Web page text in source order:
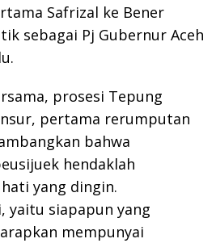
Safrizal ke Bener
sebagai Pj Gubernur Aceh
prosesi Tepung
pertama rerumputan
bahwa
hendaklah
yang dingin.
yaitu siapapun yang
mempunyai